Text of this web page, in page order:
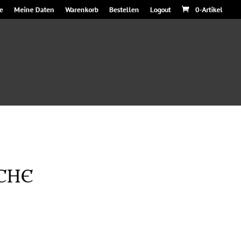
Meine Daten Warenkorb Bestellen Logout 0-Artikel